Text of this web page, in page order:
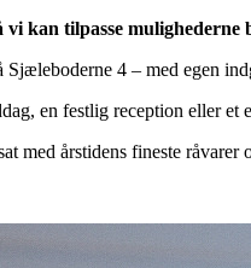
kan tilpasse mulighederne
4 – med egen
en festlig reception eller et
med årstidens fineste